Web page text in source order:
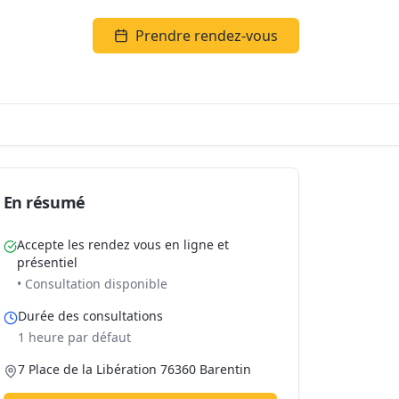
Prendre rendez-vous
En résumé
Accepte les rendez vous en ligne et
présentiel
• Consultation disponible
Durée des consultations
1 heure par défaut
7 Place de la Libération 76360 Barentin